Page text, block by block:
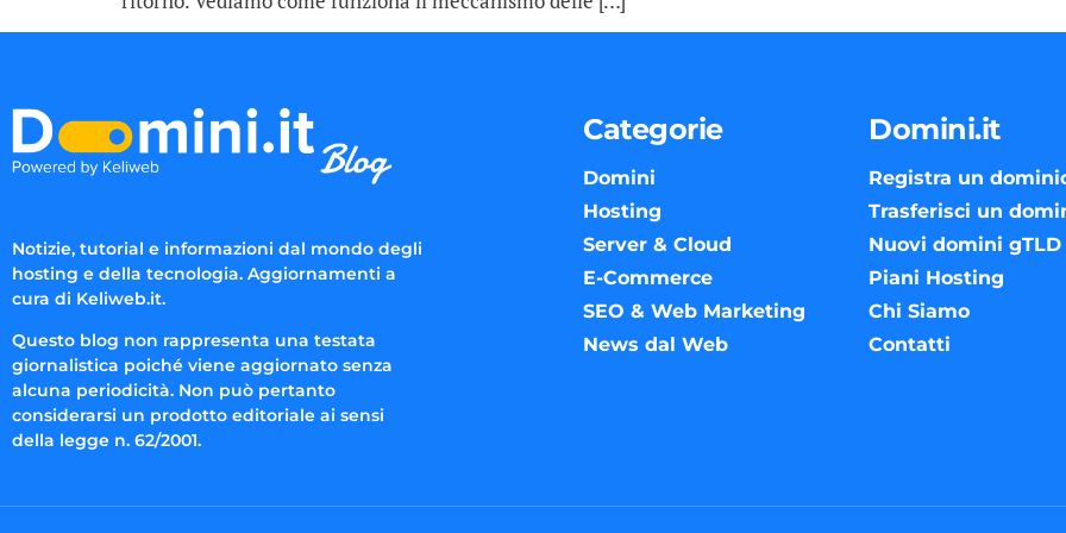
Notizie, tutorial e informazioni dal mondo degli
hosting e della tecnologia. Aggiornamenti a
cura di Keliweb.it.
Questo blog non rappresenta una testata
giornalistica poiché viene aggiornato senza
alcuna periodicità. Non può pertanto
considerarsi un prodotto editoriale ai sensi
della legge n. 62/2001.
Categorie
Domini
Hosting
Server & Cloud
E-Commerce
SEO & Web Marketing
News dal Web
Domini.it
Registra un
Trasferisci un
Nuovi domini gTLD
Piani Hosting
Chi Siamo
Contatti